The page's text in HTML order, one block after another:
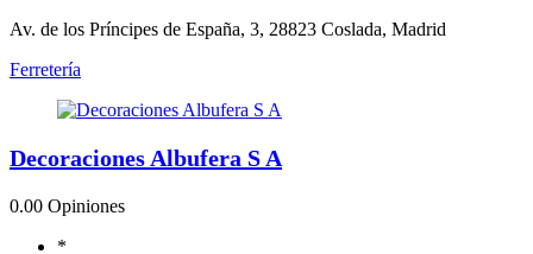
Av. de los Príncipes de España, 3, 28823 Coslada, Madrid
Ferretería
Decoraciones Albufera S A
0.00 Opiniones
*